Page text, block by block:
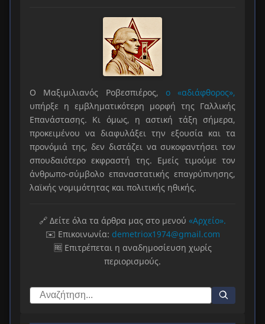
Ο Μαξιμιλιανός Ροβεσπιέρος, ο «αδιάφθορος»,
υπήρξε η εμβληματικότερη μορφή της Γαλλικής
Επανάστασης. Κι όμως, η αστική τάξη σήμερα,
προκειμένου να διαφυλάξει την εξουσία και τα
προνόμιά της, δεν διστάζει να συκοφαντήσει τον
σπουδαιότερο εκφραστή της. Εμείς τιμούμε τον
άνθρωπο-σύμβολο επαναστατικής επαγρύπνησης,
λαϊκής νομιμότητας και πολιτικής ηθικής.
🔗 Δείτε όλα τα άρθρα μας στο μενού «Αρχείο».
✉️ Επικοινωνία: demetriox1974@gmail.com
🆓 Επιτρέπεται η αναδημοσίευση χωρίς
περιορισμούς.